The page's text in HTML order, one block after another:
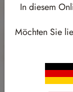
In diesem
Möchten Sie